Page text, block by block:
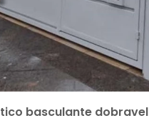
basculante dobravel